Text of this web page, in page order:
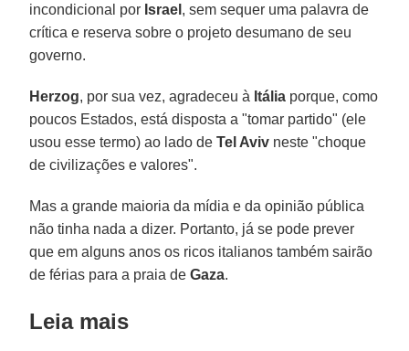
incondicional por Israel , sem sequer uma palavra de
crítica e reserva sobre o projeto desumano de seu
governo.
Herzog, por sua vez, agradeceu à Itália porque, como
poucos Estados, está disposta a "tomar partido" (ele
usou esse termo) ao lado deTel Aviv neste "choque
de civilizações e valores".
Mas a grande maioria da mídia e da opinião pública
não tinha nada a dizer. Portanto, já se pode prever
que em alguns anos os ricos italianos também sairão
de férias para a praia deGaza.
Leia mais